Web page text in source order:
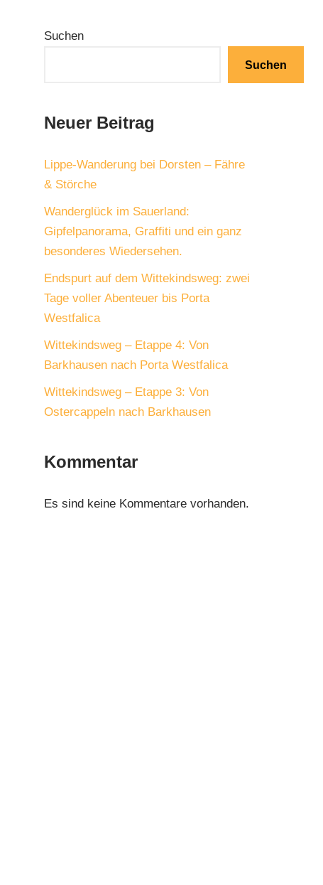
Suchen
Suchen
Neuer Beitrag
Lippe-Wanderung bei Dorsten – Fähre
& Störche
Wanderglück im Sauerland:
Gipfelpanorama, Graffiti und ein ganz
besonderes Wiedersehen.
Endspurt auf dem Wittekindsweg: zwei
Tage voller Abenteuer bis Porta
Westfalica
Wittekindsweg – Etappe 4: Von
Barkhausen nach Porta Westfalica
Wittekindsweg – Etappe 3: Von
Ostercappeln nach Barkhausen
Kommentar
Es sind keine Kommentare vorhanden.